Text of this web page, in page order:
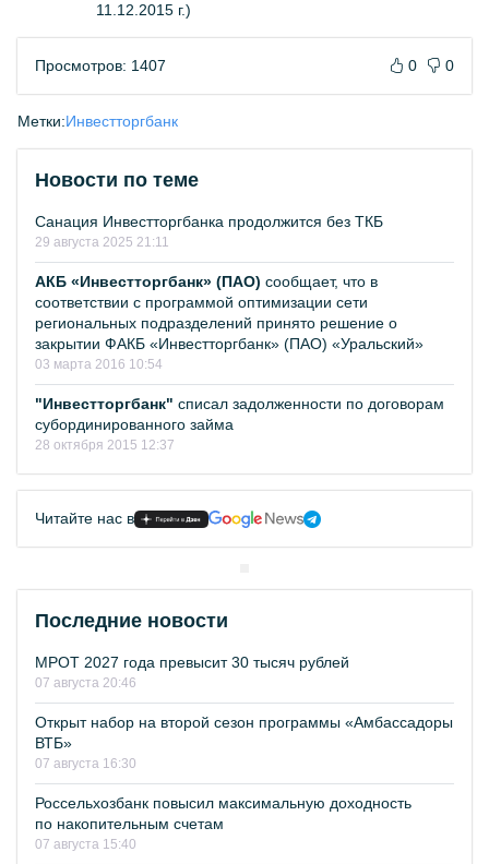
11.12.2015 г.)
Просмотров: 1407 0 0
Метки:Инвестторгбанк
Новости по теме
Санация Инвестторгбанка продолжится без ТКБ
29 августа 2025 21:11
АКБ «Инвестторгбанк» (ПАО) сообщает, что в
соответствии с программой оптимизации сети
региональных подразделений принято решение о
закрытии ФАКБ «Инвестторгбанк» (ПАО) «Уральский»
03 марта 2016 10:54
"Инвестторгбанк" списал задолженности по договорам
субординированного займа
28 октября 2015 12:37
Читайте нас в
Последние новости
МРОТ 2027 года превысит 30 тысяч рублей
07 августа 20:46
Открыт набор на второй сезон программы «Амбассадоры
ВТБ»
07 августа 16:30
Россельхозбанк повысил максимальную доходность
по накопительным счетам
07 августа 15:40